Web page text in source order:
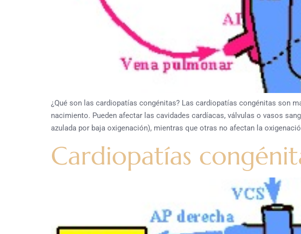
¿Qué son las cardiopatías congénitas? Las cardiopatías congénitas son
nacimiento. Pueden afectar las cavidades cardíacas, válvulas o vasos
azulada por baja oxigenación), mientras que otras no afectan la
Cardiopatías